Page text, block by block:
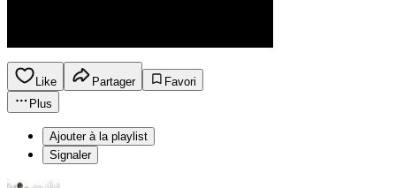
Like Partager
Favori
Plus
Ajouter à la playlist
Signaler